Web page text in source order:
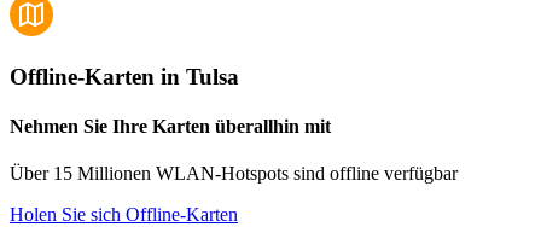
Offline-Karten in Tulsa
Nehmen Sie Ihre Karten überallhin mit
Über 15 Millionen WLAN-Hotspots sind offline verfügbar
Holen Sie sich Offline-Karten